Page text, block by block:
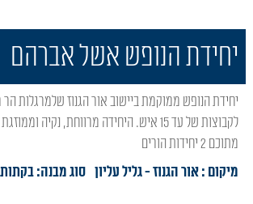
יחידת הנופש אשל אברהם
יחידת הנופש ממוקמת ביישוב אור הגנוז שלמרגלות הר מירון ומתאימה
מתוכם 2 יחידות הורים
מיקום : אור הגנוז- גליל עליון סוג מבנה: